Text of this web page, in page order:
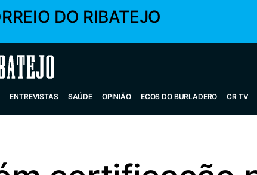
DO RIBATEJO
ENTREVISTAS SAÚDE OPINIÃO ECOS DO BURLADERO CR TV